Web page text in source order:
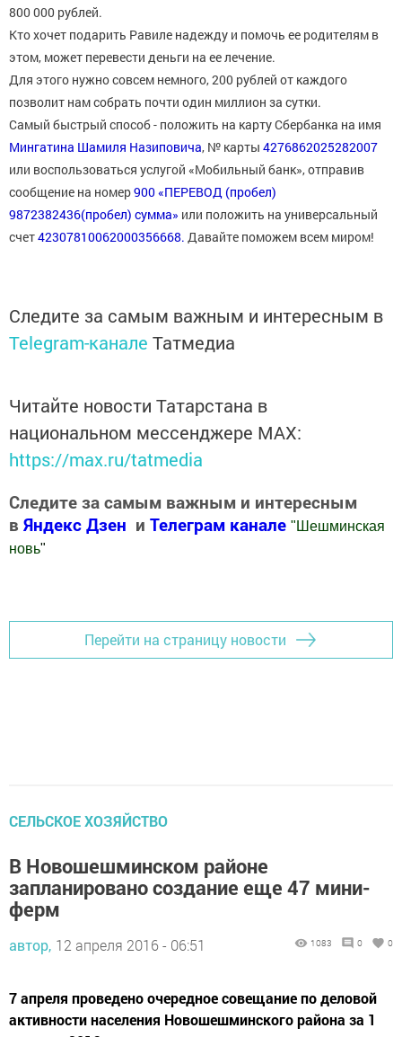
800 000 рублей.
Кто хочет подарить Равиле надежду и помочь ее родителям в
этом, может перевести деньги на ее лечение.
Для этого нужно совсем немного, 200 рублей от каждого
позволит нам собрать почти один миллион за сутки.
Самый быстрый способ - положить на карту Сбербанка на имя
Мингатина Шамиля Назиповича, № карты 4276862025282007
или воспользоваться услугой «Мобильный банк», отправив
сообщение на номер900«ПЕРЕВОД (пробел)
9872382436(пробел) сумма» или положить на универсальный
счет42307810062000356668. Давайте поможем всем миром!
Следите за самым важным и интересным в
Telegram-канале Татмедиа
Читайте новости Татарстана в
национальном мессенджере MАХ:
https://max.ru/tatmedia
Следите за самым важным и интересным
в Яндекс Дзен и Телеграм канале " Шешминская
новь"
Перейти на страницу новости
СЕЛЬСКОЕ ХОЗЯЙСТВО
В Новошешминском районе
запланировано создание еще 47 мини-
ферм
автор, 12 апреля 2016 - 06:51 1083 0 0
7 апреля проведено очередное совещание по деловой
активности населения Новошешминского района за 1